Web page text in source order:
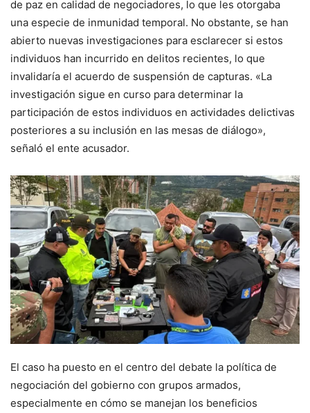
de paz en calidad de negociadores, lo que les otorgaba
una especie de inmunidad temporal. No obstante, se han
abierto nuevas investigaciones para esclarecer si estos
individuos han incurrido en delitos recientes, lo que
invalidaría el acuerdo de suspensión de capturas. «La
investigación sigue en curso para determinar la
participación de estos individuos en actividades delictivas
posteriores a su inclusión en las mesas de diálogo»,
señaló el ente acusador.
El caso ha puesto en el centro del debate la política de
negociación del gobierno con grupos armados,
especialmente en cómo se manejan los beneficios